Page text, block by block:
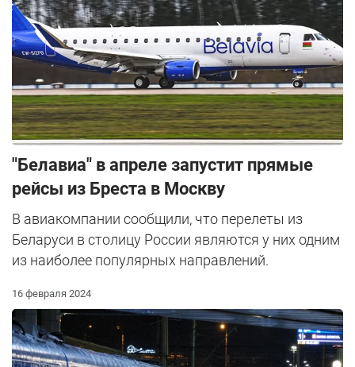
"Белавиа" в апреле запустит прямые
рейсы из Бреста в Москву
В авиакомпании сообщили, что перелеты из
Беларуси в столицу России являются у них одним
из наиболее популярных направлений.
16 февраля 2024